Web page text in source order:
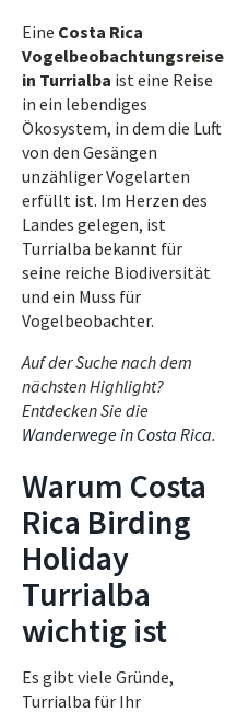
Eine Costa Rica
Vogelbeobachtungsreise
in Turrialba ist eine Reise
in ein lebendiges
Ökosystem, in dem die Luft
von den Gesängen
unzähliger Vogelarten
erfüllt ist. Im Herzen des
Landes gelegen, ist
Turrialba bekannt für
seine reiche Biodiversität
und ein Muss für
Vogelbeobachter.
Auf der Suche nach dem
nächsten Highlight?
Entdecken Sie die
Wanderwege in Costa Rica.
Warum Costa
Rica Birding
Holiday
Turrialba
wichtig ist
Es gibt viele Gründe,
Turrialba für Ihr